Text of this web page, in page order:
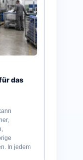
das
In jedem